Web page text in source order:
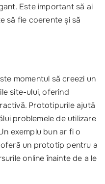
Este important să ai
să fie coerente și să
momentul să creezi un
site-ului, oferind
Prototipurile ajută
problemele de utilizare
exemplu bun ar fi o
un prototip pentru a
online înainte de a le